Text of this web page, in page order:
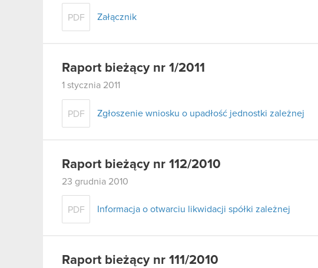
PDF Załącznik
Raport bieżący nr 1/2011
1 stycznia 2011
PDF Zgłoszenie wniosku o upadłość jednostki zależnej
Raport bieżący nr 112/2010
23 grudnia 2010
PDF Informacja o otwarciu likwidacji spółki zależnej
Raport bieżący nr 111/2010